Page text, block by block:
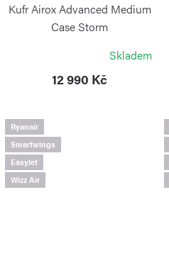
Kufr Airox Advanced Medium
Case Storm
Skladem
12 990 Kč
Ryanair
Smartwings
EasyJet
Wizz Air